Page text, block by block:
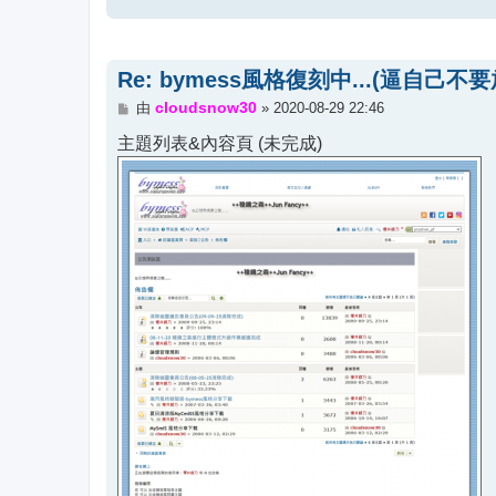
Re: bymess風格復刻中...(逼自己不要
文
由 cloudsnow30» 2020-08-29 22:46
主題列表&內容頁 (未完成)